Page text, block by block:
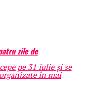
zile de
pe 31 iulie și se
în mai